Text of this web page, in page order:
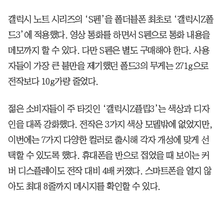
갤럭시 노트 시리즈의 ‘S펜’을 폴더블폰 최초로 ‘갤럭시Z폴
드3’에 적용했다. 영상 통화를 하면서 S펜으로 통화 내용을
메모까지 할 수 있다. 다만 S펜은 별도 구매해야 한다. 사용
자들이 가장 큰 불만을 제기했던 폴드3의 무게는 271g으로
전작보다 10g가량 줄었다.
젊은 소비자들이 주 타깃인 ‘갤럭시Z플립3’는 색상과 디자
인을 대폭 강화했다. 전작은 3가지 색상 모델밖에 없었지만,
이번에는 7가지 다양한 컬러로 출시해 각자 개성에 맞게 선
택할 수 있도록 했다. 휴대폰을 반으로 접었을 때 보이는 커
버 디스플레이도 전작 대비 4배 커졌다. 스마트폰을 열지 않
아도 최대 8줄까지 메시지를 확인할 수 있다.